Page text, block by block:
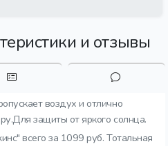
и отзывы
воздух и отлично
защиты от яркого солнца.
всего за 1099 руб. Тотальная